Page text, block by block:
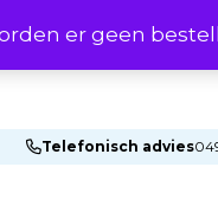
er geen
Telefonisch advies